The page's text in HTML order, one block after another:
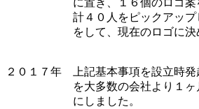
に置き、１６個のロゴ案を作
計４０人をピックアップし、
をして、現在のロゴに決め
２０１７年 上記基本事項を設立時
を大多数の会社より１ヶ月手
にしました。